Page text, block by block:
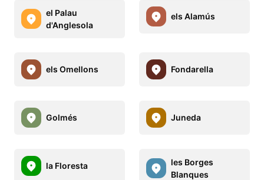
el Palau
d'Anglesola
els Alamús
els Omellons Fondarella
Golmés Juneda
la Floresta
les Borges
Blanques